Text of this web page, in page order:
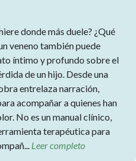
donde más duele? ¿Qué
veneno también puede
íntimo y profundo sobre el
de un hijo. Desde una
entrelaza narración,
acompañar a quienes han
No es un manual clínico,
terapéutica para
Leer completo